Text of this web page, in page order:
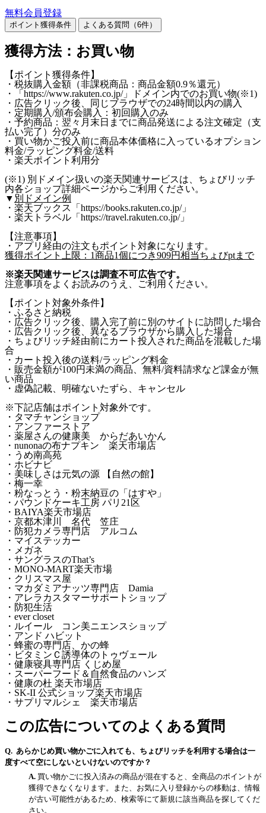
無料会員登録
ポイント獲得条件 よくある質問（6件）
獲得方法：お買い物
【ポイント獲得条件】
・税抜購入金額（非課税商品：商品金額0.9％還元）
・「https://www.rakuten.co.jp/」ドメイン内でのお買い物(※1)
・広告クリック後、同じブラウザでの24時間以内の購入
・定期購入/頒布会購入：初回購入のみ
・予約商品：翌々月末日までに商品発送による注文確定（支
払い完了）分のみ
・買い物かご投入前に商品本体価格に入っているオプション
料金/ラッピング料金/送料
・楽天ポイント利用分
(※1) 別ドメイン扱いの楽天関連サービスは、ちょびリッチ
内各ショップ詳細ページからご利用ください。
▼ 別ドメイン例
・楽天ブックス「https://books.rakuten.co.jp/」
・楽天トラベル「https://travel.rakuten.co.jp/」
【注意事項】
・アプリ経由の注文もポイント対象になります。
獲得ポイント上限：1商品1個につき909円相当ちょびptまで
※楽天関連サービスは調査不可広告です。
注意事項をよくお読みのうえ、ご利用ください。
【ポイント対象外条件】
・ふるさと納税
・広告クリック後、購入完了前に別のサイトに訪問した場合
・広告クリック後、異なるブラウザから購入した場合
・ちょびリッチ経由前にカート投入された商品を混載した場
合
・カート投入後の送料/ラッピング料金
・販売金額が100円未満の商品、無料/資料請求など課金が無
い商品
・虚偽記載、明確ないたずら、キャンセル
※下記店舗はポイント対象外です。
・タマチャンショップ
・アンファーストア
・薬屋さんの健康美 からだあいかん
・nunonaの布ナプキン 楽天市場店
・うめ南高苑
・ホビナビ
・美味しさは元気の源 【自然の館】
・梅一幸
・粉なっとう・粉末納豆の「はすや」
・パウンドケーキ工房 パリ21区
・BAIYA楽天市場店
・京都木津川 名代 笠庄
・防犯カメラ専門店 アルコム
・マイステッカー
・メガネ
・サングラスのThat’s
・MONO-MART楽天市場
・クリスマス屋
・マカダミアナッツ専門店 Damia
・アレラカスタマーサポートショップ
・防犯生活
・ever closet
・ルイール コン美ニエンスショップ
・アンド ハビット
・蜂蜜の専門店、かの蜂
・ビタミンＣ誘導体のトゥヴェール
・健康寝具専門店 くじめ屋
・スーパーフード＆自然食品のハンズ
・健康の杜 楽天市場店
・SK-II 公式ショップ楽天市場店
・サプリマルシェ 楽天市場店
この広告についてのよくある質問
あらかじめ買い物かごに入れても、ちょびリッチを利用する場合は一
度すべて空にしないといけないのですか？
買い物かごに投入済みの商品が混在すると、全商品のポイントが
獲得できなくなります。また、お気に入り登録からの移動は、情報
が古い可能性があるため、検索等にて新規に該当商品を探してくだ
さい。